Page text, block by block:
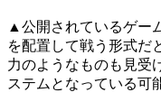
▲公開されているゲー
を配置して戦う形式だ
力のようなものも見受
ステムとなっている可